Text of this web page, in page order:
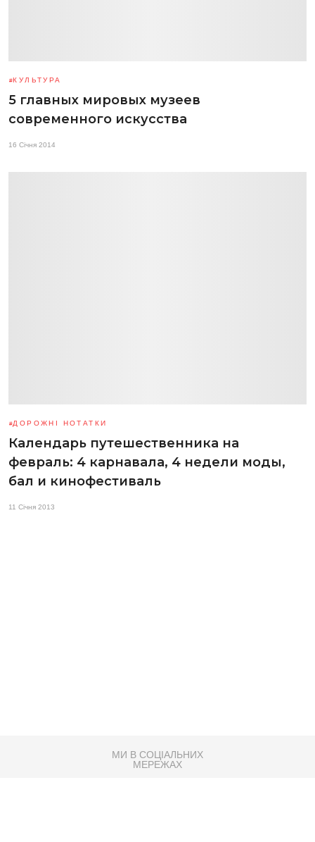
КУЛЬТУРА
5 главных мировых музеев
современного искусства
16 Січня 2014
ДОРОЖНІ НОТАТКИ
Календарь путешественника на
февраль: 4 карнавала, 4 недели моды,
бал и кинофестиваль
11 Січня 2013
МИ В СОЦІАЛЬНИХ
МЕРЕЖАХ